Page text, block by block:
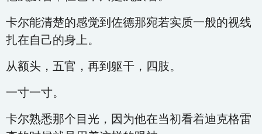
卡尔能清楚的感觉到佐德那宛若实质一般的视线
扎在自己的身上。
从额头，五官，再到躯干，四肢。
一寸一寸。
卡尔熟悉那个目光，因为他在当初看着迪克格雷